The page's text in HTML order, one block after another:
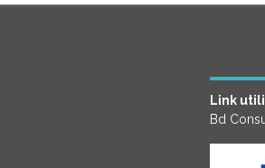
Link utili
Bd